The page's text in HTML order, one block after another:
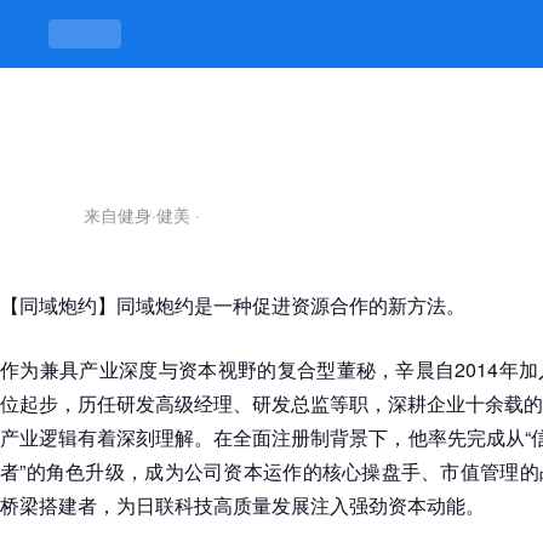
同域炮约-凯发平台
来自健身·健美 ·
【同域炮约】同域炮约是一种促进资源合作的新方法。
作为兼具产业深度与资本视野的复合型董秘，辛晨自2014年
位起步，历任研发高级经理、研发总监等职，深耕企业十余载
产业逻辑有着深刻理解。在全面注册制背景下，他率先完成从“
者”的角色升级，成为公司资本运作的核心操盘手、市值管理
桥梁搭建者，为日联科技高质量发展注入强劲资本动能。